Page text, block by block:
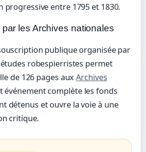
progressive entre 1795 et 1830.
par les Archives nationales
publique organisée par
études robespierristes permet
de 126 pages auxArchives
événement complète les fonds
détenus et ouvre la voie à une
critique.